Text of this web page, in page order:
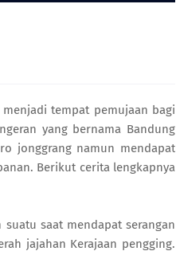
tempat pemujaan bagi
yang bernama Bandung
jonggrang namun mendapat
Berikut cerita lengkapnya
saat mendapat serangan
jajahan Kerajaan pengging.